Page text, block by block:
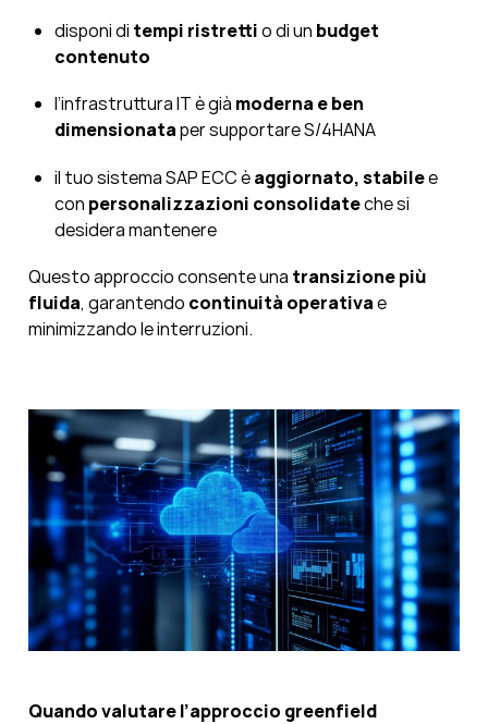
disponi di tempi ristrettio di un budget
contenuto
l’infrastruttura IT è già moderna e ben
dimensionataper supportare S/4HANA
il tuo sistema SAP ECC èaggiornato, stabilee
con personalizzazioni consolidateche si
desidera mantenere
Questo approccio consente una transizione più
fluida, garantendo continuità operativae
minimizzando le interruzioni.
Quando valutare l’approccio greenfield